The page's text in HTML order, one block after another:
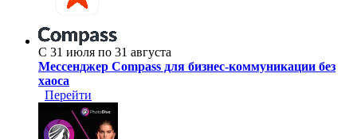
С 31 июля по 31 августа
Мессенджер Compass для бизнес-коммуникации без
хаоса
Перейти